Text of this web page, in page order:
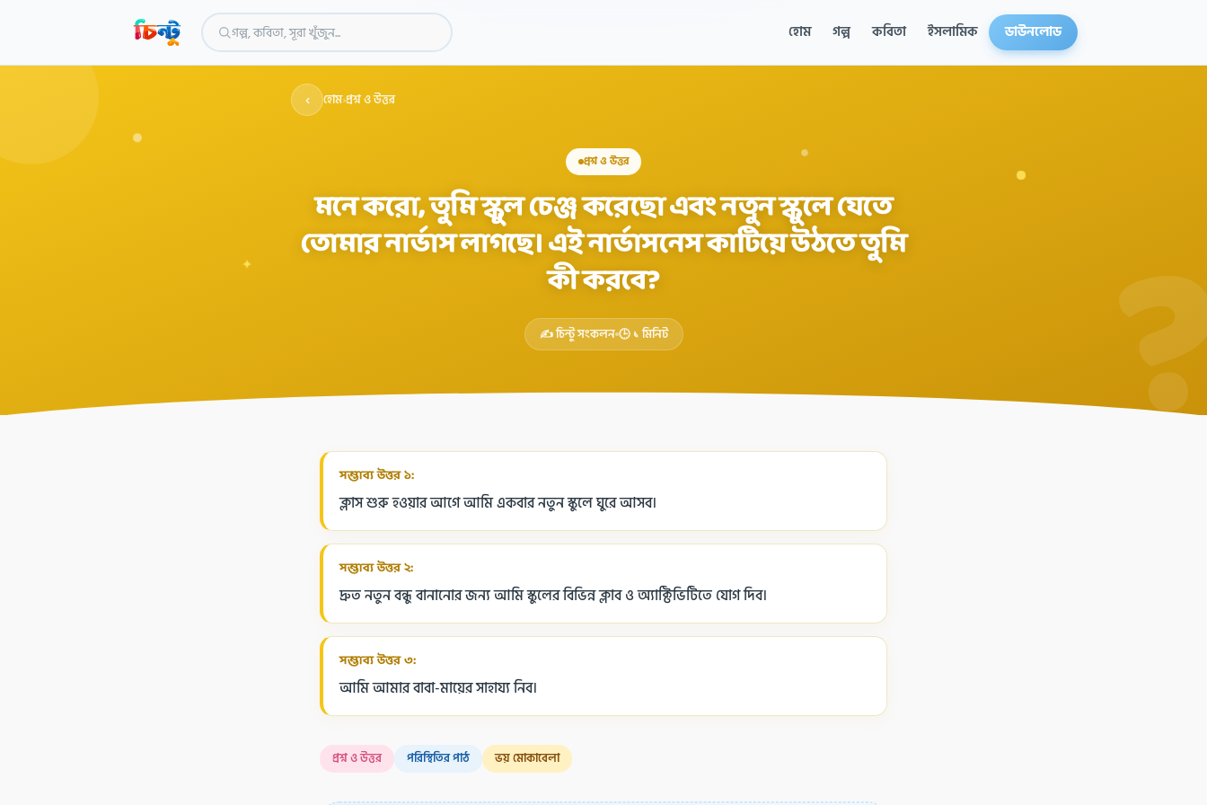
গল্প, কবিতা, সূরা খুঁজুন... হোম গল্প কবিতা ইসলামিক ডাউনলোড
✦
‹ হোম›প্রশ্ন ও উত্তর
প্রশ্ন ও উত্তর
মনে করো, তুমি স্কুল চেঞ্জ করেছো এবং নতুন স্কুলে যেতে
তোমার নার্ভাস লাগছে। এই নার্ভাসনেস কাটিয়ে উঠতে তুমি
কী করবে?
✍️ চিন্টু সংকলন 🕒 ১ মিনিট
সম্ভাব্য উত্তর ১:
ক্লাস শুরু হওয়ার আগে আমি একবার নতুন স্কুলে ঘুরে আসব।
সম্ভাব্য উত্তর ২:
দ্রুত নতুন বন্ধু বানানোর জন্য আমি স্কুলের বিভিন্ন ক্লাব ও অ্যাক্টিভিটিতে যোগ দিব।
সম্ভাব্য উত্তর ৩:
আমি আমার বাবা-মায়ের সাহায্য নিব।
প্রশ্ন ও উত্তর পরিস্থিতির পাঠ ভয় মোকাবেলা